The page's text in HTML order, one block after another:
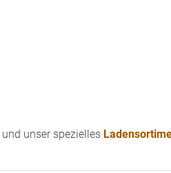
und unser spezielles